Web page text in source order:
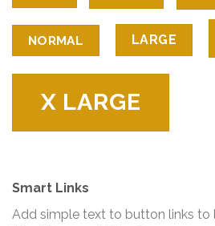
NORMAL LARGE
X LARGE
Smart Links
Add simple text to button links to